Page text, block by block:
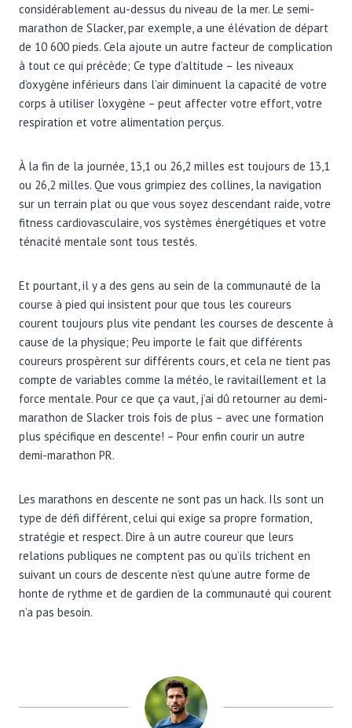
considérablement au-dessus du niveau de la mer. Le semi-
marathon de Slacker, par exemple, a une élévation de départ
de 10 600 pieds. Cela ajoute un autre facteur de complication
à tout ce qui précède; Ce type d’altitude – les niveaux
d’oxygène inférieurs dans l’air diminuent la capacité de votre
corps à utiliser l’oxygène – peut affecter votre effort, votre
respiration et votre alimentation perçus.
À la fin de la journée, 13,1 ou 26,2 milles est toujours de 13,1
ou 26,2 milles. Que vous grimpiez des collines, la navigation
sur un terrain plat ou que vous soyez descendant raide, votre
fitness cardiovasculaire, vos systèmes énergétiques et votre
ténacité mentale sont tous testés.
Et pourtant, il y a des gens au sein de la communauté de la
course à pied qui insistent pour que tous les coureurs
courent toujours plus vite pendant les courses de descente à
cause de la physique; Peu importe le fait que différents
coureurs prospèrent sur différents cours, et cela ne tient pas
compte de variables comme la météo, le ravitaillement et la
force mentale. Pour ce que ça vaut, j’ai dû retourner au demi-
marathon de Slacker trois fois de plus – avec une formation
plus spécifique en descente! – Pour enfin courir un autre
demi-marathon PR.
Les marathons en descente ne sont pas un hack. Ils sont un
type de défi différent, celui qui exige sa propre formation,
stratégie et respect. Dire à un autre coureur que leurs
relations publiques ne comptent pas ou qu’ils trichent en
suivant un cours de descente n’est qu’une autre forme de
honte de rythme et de gardien de la communauté qui courent
n’a pas besoin.